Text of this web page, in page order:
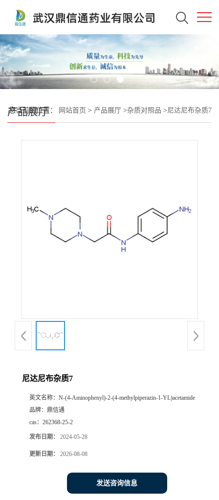
产品展厅
您当前的位置： 网站首页 > 产品展厅 >杂质对照品 >尼达尼布杂质7
尼达尼布杂质7
英文名称： N-(4-Aminophenyl)-2-(4-methylpiperazin-1-YL)acetamide
品牌： 鼎信通
cas： 262368-25-2
发布日期： 2024-05-28
更新日期： 2026-08-08
发送咨询信息